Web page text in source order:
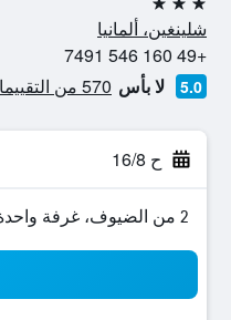
3 نجوم
شلينغين، ألمانيا
+49 160 546 7491
5.0 لا بأس 570 من التقييمات تم التحقق منها
ح 16/8
2 من الضيوف، غرفة واحدة